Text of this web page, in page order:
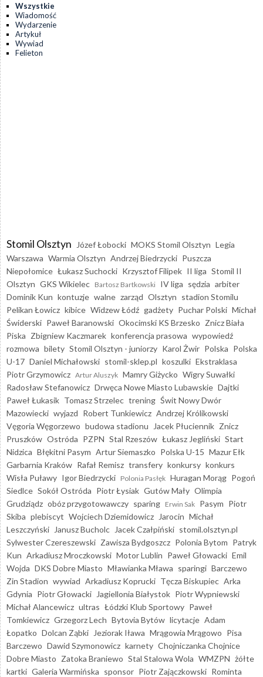
Wszystkie
Wiadomość
Wydarzenie
Artykuł
Wywiad
Felieton
Stomil Olsztyn Józef Łobocki MOKS Stomil Olsztyn Legia
Warszawa Warmia Olsztyn Andrzej Biedrzycki Puszcza
Niepołomice Łukasz Suchocki Krzysztof Filipek II liga Stomil II
Olsztyn GKS Wikielec Bartosz Bartkowski IV liga sędzia arbiter
Dominik Kun kontuzje walne zarząd Olsztyn stadion Stomilu
Pelikan Łowicz kibice Widzew Łódź gadżety Puchar Polski Michał
Świderski Paweł Baranowski Okocimski KS Brzesko Znicz Biała
Piska Zbigniew Kaczmarek konferencja prasowa wypowiedź
rozmowa bilety Stomil Olsztyn - juniorzy Karol Żwir Polska Polska
U-17 Daniel Michałowski stomil-sklep.pl koszulki Ekstraklasa
Piotr Grzymowicz Artur Aluszyk Mamry Giżycko Wigry Suwałki
Radosław Stefanowicz Drwęca Nowe Miasto Lubawskie Dajtki
Paweł Łukasik Tomasz Strzelec trening Świt Nowy Dwór
Mazowiecki wyjazd Robert Tunkiewicz Andrzej Królikowski
Vęgoria Węgorzewo budowa stadionu Jacek Płuciennik Znicz
Pruszków Ostróda PZPN Stal Rzeszów Łukasz Jegliński Start
Nidzica Błękitni Pasym Artur Siemaszko Polska U-15 Mazur Ełk
Garbarnia Kraków Rafał Remisz transfery konkursy konkurs
Wisła Puławy Igor Biedrzycki Polonia Pasłęk Huragan Morąg Pogoń
Siedlce Sokół Ostróda Piotr Łysiak Gutów Mały Olimpia
Grudziądz obóz przygotowawczy sparing Erwin Sak Pasym Piotr
Skiba plebiscyt Wojciech Dziemidowicz Jarocin Michał
Leszczyński
Janusz Bucholc Jacek Czałpiński stomil.olsztyn.pl
Sylwester Czereszewski Zawisza Bydgoszcz Polonia Bytom Patryk
Kun Arkadiusz Mroczkowski Motor Lublin Paweł Głowacki Emil
Wojda DKS Dobre Miasto Mławianka Mława sparingi Barczewo
Zin Stadion wywiad Arkadiusz Koprucki Tęcza Biskupiec Arka
Gdynia Piotr Głowacki Jagiellonia Białystok Piotr Wypniewski
Michał Alancewicz ultras Łódzki Klub Sportowy Paweł
Tomkiewicz Grzegorz Lech Bytovia Bytów licytacje Adam
Łopatko Dolcan Ząbki Jeziorak Iława Mrągowia Mrągowo Pisa
Barczewo Dawid Szymonowicz karnety Chojniczanka Chojnice
Dobre Miasto Zatoka Braniewo Stal Stalowa Wola WMZPN żółte
kartki Galeria Warmińska sponsor Piotr Zajączkowski Rominta